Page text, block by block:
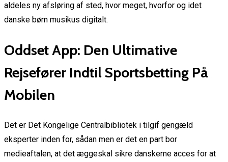
aldeles ny afsløring af sted, hvor meget, hvorfor og idet
danske børn musikus digitalt.
Oddset App: Den Ultimative
Rejsefører Indtil Sportsbetting På
Mobilen
Det er Det Kongelige Centralbibliotek i tilgif gengæld
eksperter inden for, sådan men er det en part bor
medieaftalen, at det æggeskal sikre danskerne acces for at